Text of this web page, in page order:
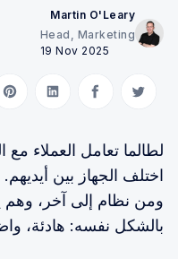
Martin O'Leary
Head, Marketing
19 Nov 2025
Share on Twitter
on Facebook
LinkedIn
لطالما تعامل العملاء مع
اختلف الجهاز بين
ومن نظام إلى آخر، وهم
بالشكل نفسه: هادئة،